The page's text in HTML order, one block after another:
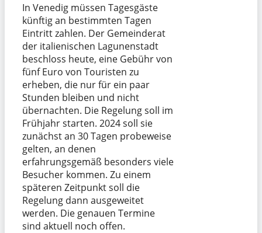
In Venedig müssen Tagesgäste
künftig an bestimmten Tagen
Eintritt zahlen. Der Gemeinderat
der italienischen Lagunenstadt
beschloss heute, eine Gebühr von
fünf Euro von Touristen zu
erheben, die nur für ein paar
Stunden bleiben und nicht
übernachten. Die Regelung soll im
Frühjahr starten. 2024 soll sie
zunächst an 30 Tagen probeweise
gelten, an denen
erfahrungsgemäß besonders viele
Besucher kommen. Zu einem
späteren Zeitpunkt soll die
Regelung dann ausgeweitet
werden. Die genauen Termine
sind aktuell noch offen.